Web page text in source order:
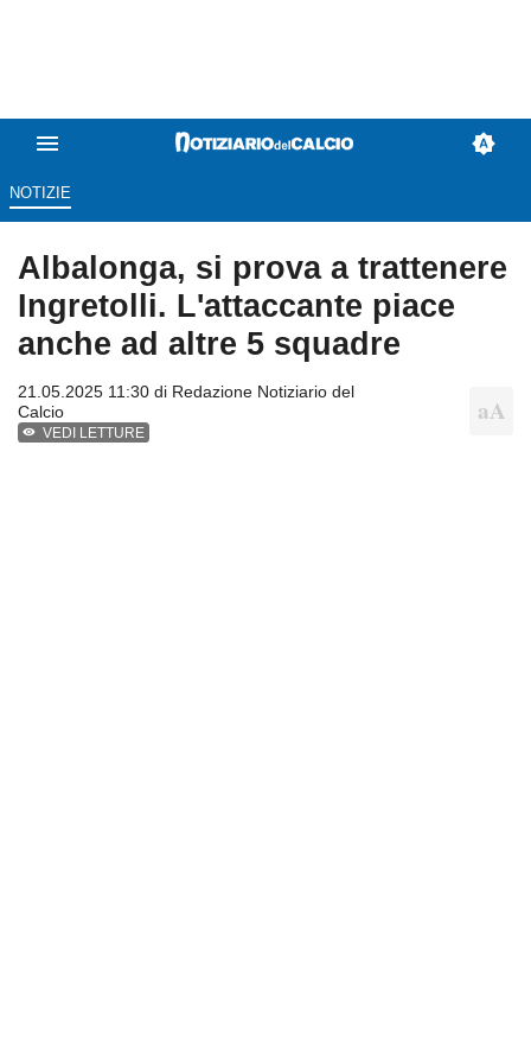
NOTIZIE
Albalonga, si prova a trattenere
Ingretolli. L'attaccante piace
anche ad altre 5 squadre
21.05.2025 11:30 di Redazione Notiziario del
Calcio
VEDI LETTURE